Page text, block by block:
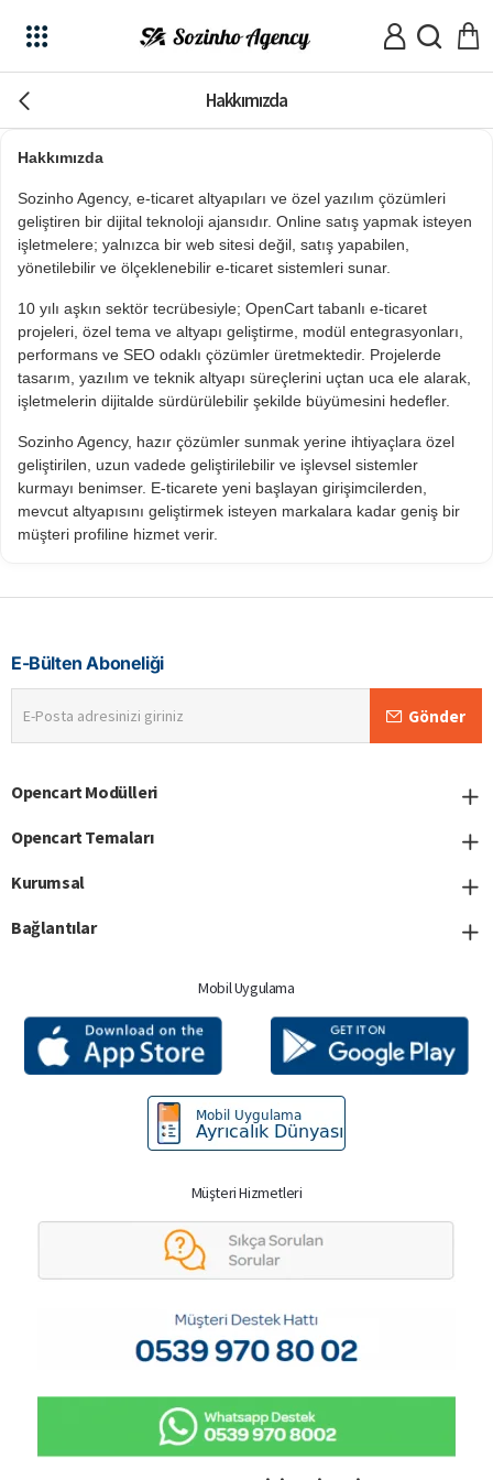
Hakkımızda
Hakkımızda
Sozinho Agency, e-ticaret altyapıları ve özel yazılım çözümleri
geliştiren bir dijital teknoloji ajansıdır. Online satış yapmak isteyen
işletmelere; yalnızca bir web sitesi değil, satış yapabilen,
yönetilebilir ve ölçeklenebilir e-ticaret sistemleri sunar.
10 yılı aşkın sektör tecrübesiyle; OpenCart tabanlı e-ticaret
projeleri, özel tema ve altyapı geliştirme, modül entegrasyonları,
performans ve SEO odaklı çözümler üretmektedir. Projelerde
tasarım, yazılım ve teknik altyapı süreçlerini uçtan uca ele alarak,
işletmelerin dijitalde sürdürülebilir şekilde büyümesini hedefler.
Sozinho Agency, hazır çözümler sunmak yerine ihtiyaçlara özel
geliştirilen, uzun vadede geliştirilebilir ve işlevsel sistemler
kurmayı benimser. E-ticarete yeni başlayan girişimcilerden,
mevcut altyapısını geliştirmek isteyen markalara kadar geniş bir
müşteri profiline hizmet verir.
E-Bülten Aboneliği
Posta
adresinizi
Gönder
Opencart Modülleri
Opencart Temaları
Kurumsal
Bağlantılar
Mobil Uygulama
Müşteri Hizmetleri